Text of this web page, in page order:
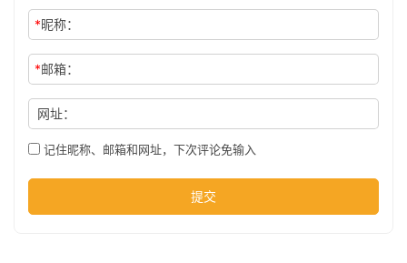
科
*昵称：
*邮箱：
网址：
记住昵称、邮箱和网址，下次评论免输入
提交